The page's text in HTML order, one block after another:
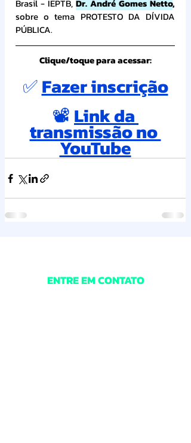
Brasil - IEPTB, Dr. André Gomes Netto,
sobre o tema PROTESTO DA DÍVIDA
PÚBLICA.
Clique/toque para acessar:
✅ Fazer inscrição
📽️ Link da
transmissão no
YouTube
ENTRE EM CONTATO